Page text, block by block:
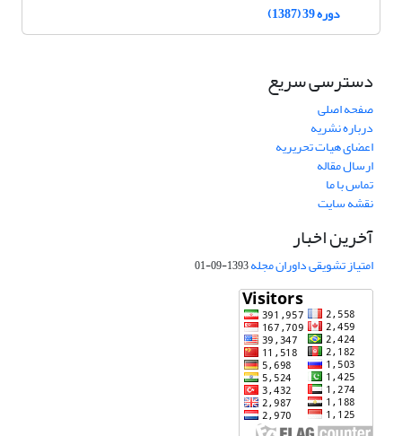
دوره 39 (1387)
دسترسی سریع
صفحه اصلی
درباره نشریه
اعضای هیات تحریریه
ارسال مقاله
تماس با ما
نقشه سایت
آخرین اخبار
امتیاز تشویقی داوران مجله1393-09-01